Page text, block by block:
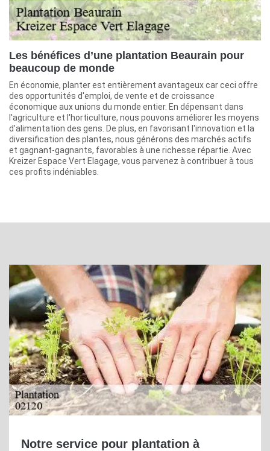
Les bénéfices d’une plantation Beaurain pour
beaucoup de monde
En économie, planter est entièrement avantageux car ceci offre
des opportunités d'emploi, de vente et de croissance
économique aux unions du monde entier. En dépensant dans
l'agriculture et l'horticulture, nous pouvons améliorer les moyens
d’alimentation des gens. De plus, en favorisant l'innovation et la
diversification des plantes, nous générons des marchés actifs
et gagnant-gagnants, favorables à une richesse répartie. Avec
Kreizer Espace Vert Elagage, vous parvenez à contribuer à tous
ces profits indéniables.
Notre service pour plantation à